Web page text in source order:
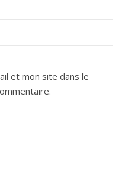
et mon site dans le